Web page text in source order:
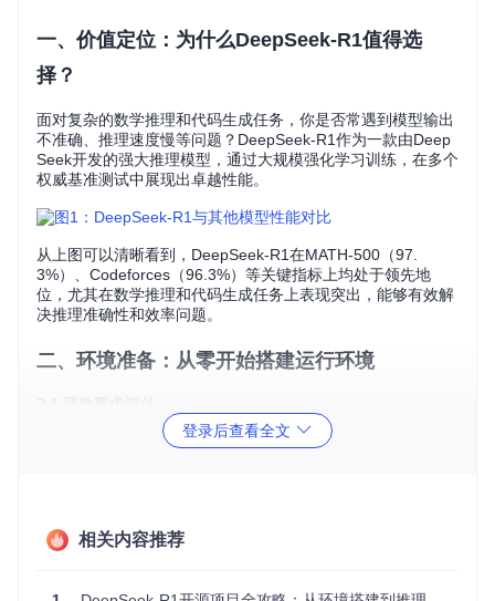
一、价值定位：为什么DeepSeek-R1值得选
择？
面对复杂的数学推理和代码生成任务，你是否常遇到模型输出
不准确、推理速度慢等问题？DeepSeek-R1作为一款由Deep
Seek开发的强大推理模型，通过大规模强化学习训练，在多个
权威基准测试中展现出卓越性能。
从上图可以清晰看到，DeepSeek-R1在MATH-500（97.
3%）、Codeforces（96.3%）等关键指标上均处于领先地
位，尤其在数学推理和代码生成任务上表现突出，能够有效解
决推理准确性和效率问题。
二、环境准备：从零开始搭建运行环境
2.1 硬件要求评估
在开始安装前，你需要评估自己的硬件条件是否满足需求。不
置GPU
登录后查看全文
相关内容推荐